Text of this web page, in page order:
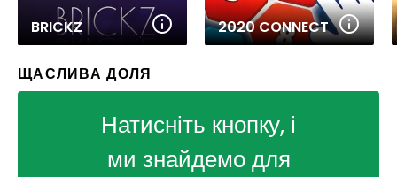
BRICKZ 2020 CONNECT
ЩАСЛИВА ДОЛЯ
Натисніть кнопку, і
ми знайдемо для